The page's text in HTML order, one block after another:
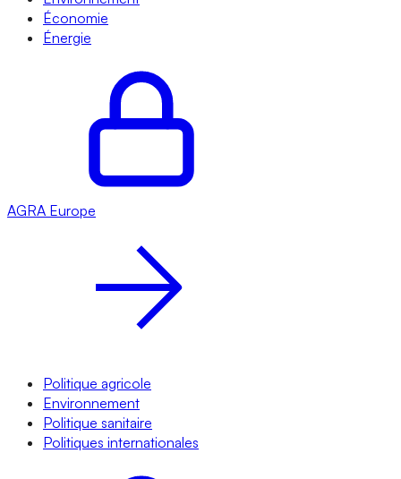
Économie
Énergie
AGRA Europe
Politique agricole
Environnement
Politique sanitaire
Politiques internationales